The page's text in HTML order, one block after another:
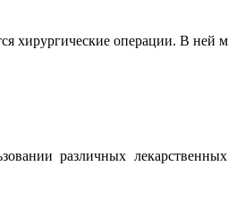
хирургические операции. В ней
различных